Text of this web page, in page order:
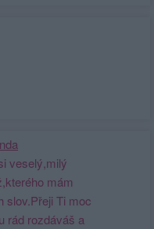
veselý,milý
mám
slov.Přeji Ti moc
rád rozdáváš a